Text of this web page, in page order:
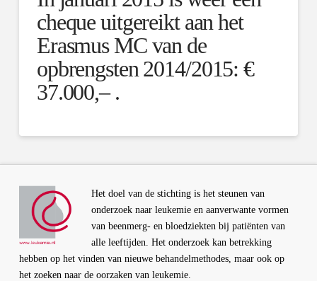
cheque uitgereikt aan het
Erasmus MC van de
opbrengsten 2014/2015: €
37.000,– .
Het doel van de stichting is het steunen van
onderzoek naar leukemie en aanverwante vormen
van beenmerg- en bloedziekten bij patiënten van
alle leeftijden. Het onderzoek kan betrekking
hebben op het vinden van nieuwe behandelmethodes, maar ook op
het zoeken naar de oorzaken van leukemie.